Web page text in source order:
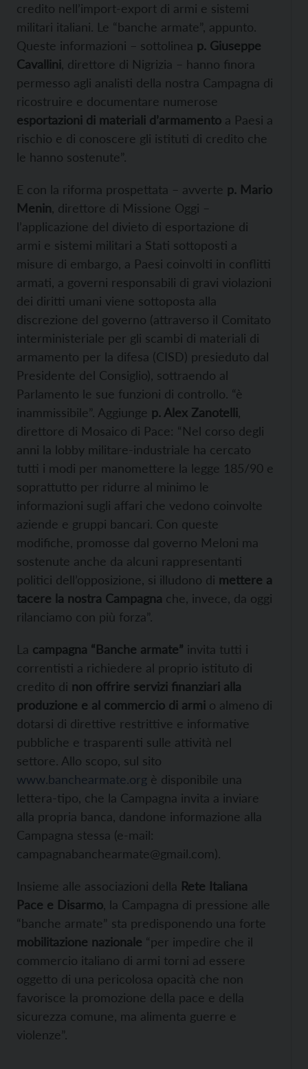
credito nell’import-export di armi e sistemi
militari italiani. Le “banche armate”, appunto.
Queste informazioni – sottolinea p. Giuseppe
Cavallini , direttore di Nigrizia – hanno finora
permesso agli analisti della nostra Campagna di
ricostruire e documentare numerose
esportazioni di materiali d’armamento a Paesi a
rischio e di conoscere gli istituti di credito che
le hanno sostenute”.
E con la riforma prospettata – avverte p. Mario
Menin , direttore di Missione Oggi –
l’applicazione del divieto di esportazione di
armi e sistemi militari a Stati sottoposti a
misure di embargo, a Paesi coinvolti in conflitti
armati, a governi responsabili di gravi violazioni
dei diritti umani viene sottoposta alla
discrezione del governo (attraverso il Comitato
interministeriale per gli scambi di materiali di
armamento per la difesa (CISD) presieduto dal
Presidente del Consiglio), sottraendo al
Parlamento le sue funzioni di controllo. “è
inammissibile”. Aggiunge p. Alex Zanotelli
direttore di Mosaico di Pace: “Nel corso degli
anni la lobby militare-industriale ha cercato
tutti i modi per manomettere la legge 185/90 e
soprattutto per ridurre al minimo le
informazioni sugli affari che vedono coinvolte
aziende e gruppi bancari. Con queste
modifiche, promosse dal governo Meloni ma
sostenute anche da alcuni rappresentanti
politici dell’opposizione, si illudono di mettere a
tacere la nostra Campagna che, invece, da oggi
rilanciamo con più forza”.
La campagna “Banche armate” invita tutti i
correntisti a richiedere al proprio istituto di
credito di non offrire servizi finanziari alla
produzione e al commercio di armi o almeno di
dotarsi di direttive restrittive e informative
pubbliche e trasparenti sulle attività nel
settore. Allo scopo, sul sito
www.banchearmate.org è disponibile una
lettera-tipo, che la Campagna invita a inviare
alla propria banca, dandone informazione alla
Campagna stessa (e-mail:
campagnabanchearmate@gmail.com).
Insieme alle associazioni della Rete Italiana
Pace e Disarmo , la Campagna di pressione alle
“banche armate” sta predisponendo una forte
mobilitazione nazionale “per impedire che il
commercio italiano di armi torni ad essere
oggetto di una pericolosa opacità che non
favorisce la promozione della pace e della
sicurezza comune, ma alimenta guerre e
violenze”.